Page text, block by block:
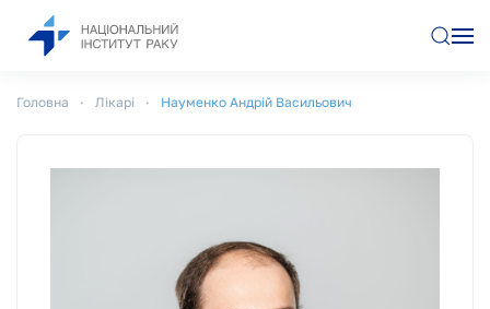
Головна Лікарі Науменко Андрій Васильович